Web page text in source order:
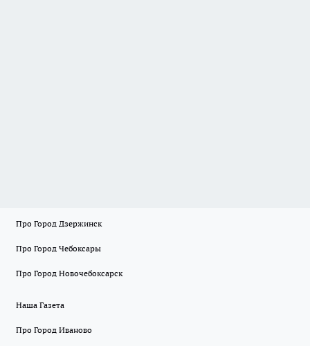
Про Город Дзержинск
Про Город Чебоксары
Про Город Новочебоксарск
Наша Газета
Про Город Иваново